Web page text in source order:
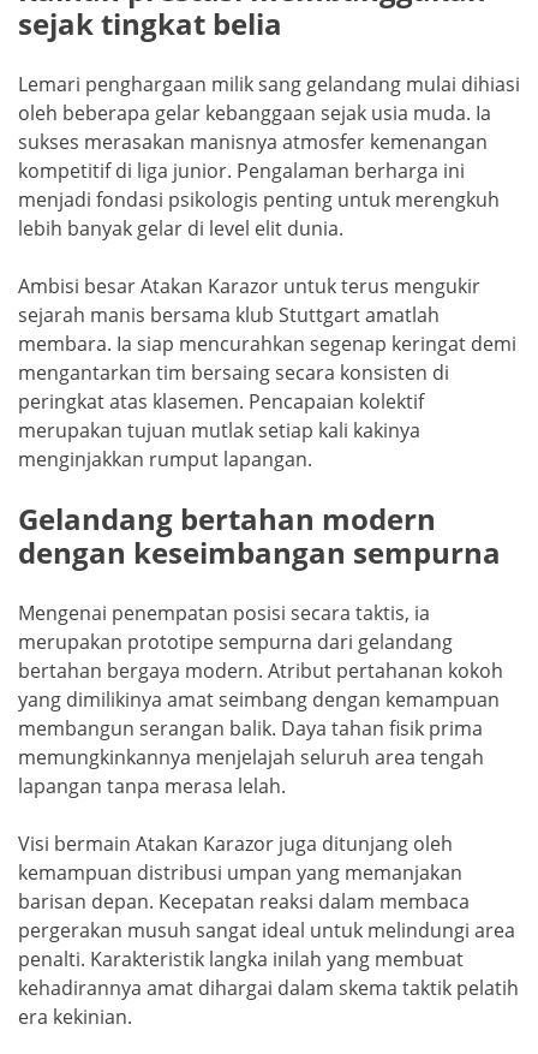
sejak tingkat belia
Lemari penghargaan milik sang gelandang mulai dihiasi
oleh beberapa gelar kebanggaan sejak usia muda. Ia
sukses merasakan manisnya atmosfer kemenangan
kompetitif di liga junior. Pengalaman berharga ini
menjadi fondasi psikologis penting untuk merengkuh
lebih banyak gelar di level elit dunia.
Ambisi besar Atakan Karazor untuk terus mengukir
sejarah manis bersama klub Stuttgart amatlah
membara. Ia siap mencurahkan segenap keringat demi
mengantarkan tim bersaing secara konsisten di
peringkat atas klasemen. Pencapaian kolektif
merupakan tujuan mutlak setiap kali kakinya
menginjakkan rumput lapangan.
Gelandang bertahan modern
dengan keseimbangan sempurna
Mengenai penempatan posisi secara taktis, ia
merupakan prototipe sempurna dari gelandang
bertahan bergaya modern. Atribut pertahanan kokoh
yang dimilikinya amat seimbang dengan kemampuan
membangun serangan balik. Daya tahan fisik prima
memungkinkannya menjelajah seluruh area tengah
lapangan tanpa merasa lelah.
Visi bermain Atakan Karazor juga ditunjang oleh
kemampuan distribusi umpan yang memanjakan
barisan depan. Kecepatan reaksi dalam membaca
pergerakan musuh sangat ideal untuk melindungi area
penalti. Karakteristik langka inilah yang membuat
kehadirannya amat dihargai dalam skema taktik pelatih
era kekinian.